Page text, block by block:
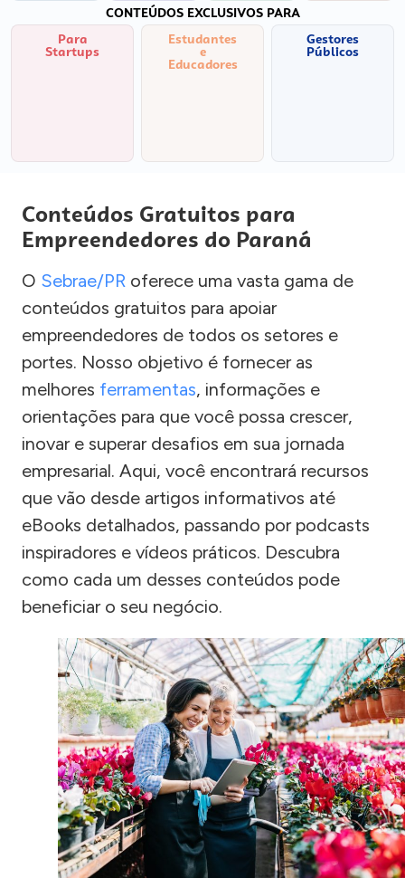
CONTEÚDOS EXCLUSIVOS PARA
Para
Startups
Estudantes
e
Educadores
Gestores
Públicos
Conteúdos Gratuitos para
Empreendedores do Paraná
O Sebrae/PR oferece uma vasta gama de
conteúdos gratuitos para apoiar
empreendedores de todos os setores e
portes. Nosso objetivo é fornecer as
melhores ferramentas, informações e
orientações para que você possa crescer,
inovar e superar desafios em sua jornada
empresarial. Aqui, você encontrará recursos
que vão desde artigos informativos até
eBooks detalhados, passando por podcasts
inspiradores e vídeos práticos. Descubra
como cada um desses conteúdos pode
beneficiar o seu negócio.